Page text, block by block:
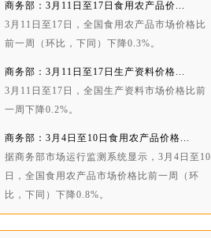
商务部：3月11日至17日食用农产品价...
3月11日至17日，全国食用农产品市场价格比
前一周（环比，下同）下降0.3%。
商务部：3月11日至17日生产资料价格...
3月11日至17日，全国生产资料市场价格比前
一周下降0.2%。
商务部：3月4日至10日食用农产品价格...
据商务部市场运行监测系统显示，3月4日至10
日，全国食用农产品市场价格比前一周（环
比，下同）下降0.8%。